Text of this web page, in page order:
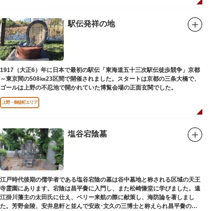
駅伝発祥の地
1917（大正6）年に日本で最初の駅伝「東海道五十三次駅伝徒歩競争」京都
～東京間の508㎞23区間で開催されました。スタートは京都の三条大橋で、
ゴールは上野の不忍池で開かれていた博覧会場の正面玄関でした。
上野・御徒町エリア
塩谷宕陰墓
江戸時代後期の儒学者である塩谷宕陰の墓は谷中墓地と称される区域の天王
寺霊園にあります。宕陰は昌平黌に入門し、また松崎慊堂に学びました。遠
江掛川藩主の太田氏に仕え、ペリー来航の際に献策し、海防論を著しまし
た。芳野金陵、安井息軒と並んで安政･文久の三博士と称えられ昌平黌の教